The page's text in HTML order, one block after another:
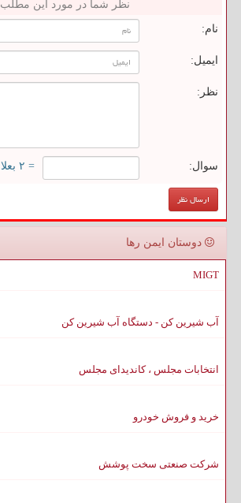
نظر شما در مورد این مطلب
نام:
ایمیل:
نظر:
سوال: = ۲ بعلاوه ۵
دوستان ایمن رها
MIGT
آب شیرین کن - دستگاه آب شیرین کن
انتخابات مجلس ، کاندیدای مجلس
خرید و فروش خودرو
شرکت صنعتی سخت پوشش